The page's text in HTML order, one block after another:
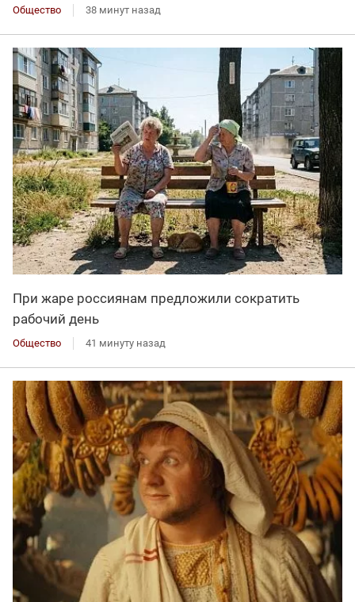
Общество 38 минут назад
При жаре россиянам предложили сократить
рабочий день
Общество 41 минуту назад